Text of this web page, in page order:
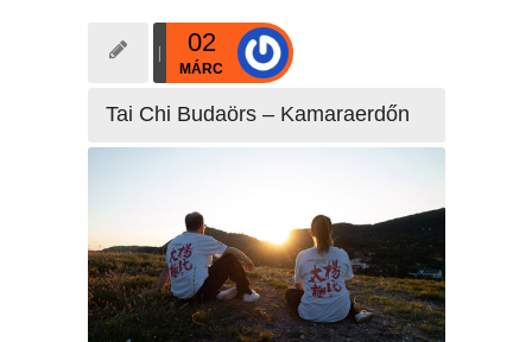
02
MÁRC
Tai Chi Budaörs – Kamaraerdőn